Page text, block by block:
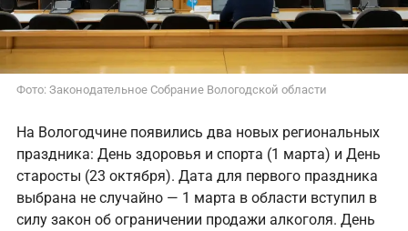
Фото: Законодательное Собрание Вологодской области
На Вологодчине появились два новых региональных
праздника: День здоровья и спорта (1 марта) и День
старосты (23 октября). Дата для первого праздника
выбрана не случайно — 1 марта в области вступил в
силу закон об ограничении продажи алкоголя. День